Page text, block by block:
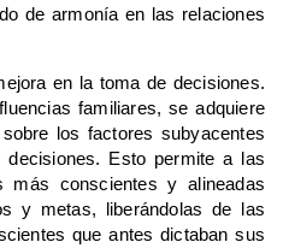
de armonía en las relaciones
en la toma de decisiones.
familiares, se adquiere
los factores subyacentes
Esto permite a las
más conscientes y alineadas
y metas, liberándolas de las
que antes dictaban sus